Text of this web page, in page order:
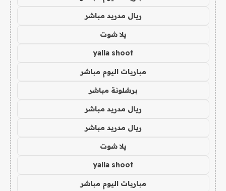
ريال مدريد مباشر
يلا شوت
yalla shoot
مباريات اليوم مباشر
برشلونة مباشر
ريال مدريد مباشر
ريال مدريد مباشر
يلا شوت
yalla shoot
مباريات اليوم مباشر